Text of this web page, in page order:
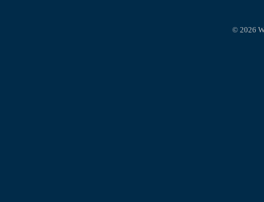
© 2026